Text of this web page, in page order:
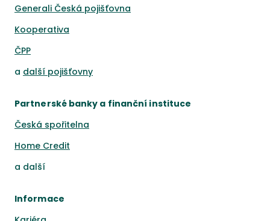
Generali Česká pojišťovna
Kooperativa
ČPP
a další pojišťovny
Partnerské banky a finanční instituce
Česká spořitelna
Home Credit
a další
Informace